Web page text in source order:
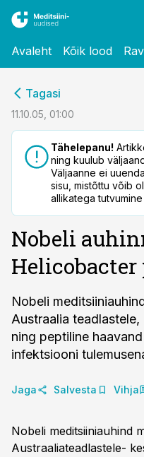
Avaleht Kõik lood
Tagasi
11.10.05, 01:00
Tähelepanu!
ning kuulub
Väljaanne ei
sisu, mistõttu võib
allikatega tutvumine
Nobeli
Nobeli
Austraalia
ning peptiline
infektsiooni
Jaga Salvesta Vihja
Nobeli meditsiiniauhind
Austraaliateadlastele-